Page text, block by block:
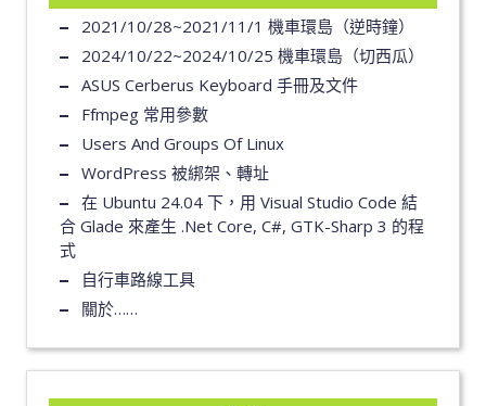
2021/10/28~2021/11/1 機車環島（逆時鐘）
2024/10/22~2024/10/25 機車環島（切西瓜）
ASUS Cerberus Keyboard 手冊及文件
Ffmpeg 常用參數
Users And Groups Of Linux
WordPress 被綁架、轉址
在 Ubuntu 24.04 下，用 Visual Studio Code 結
合 Glade 來產生 .Net Core, C#, GTK-Sharp 3 的程
式
自行車路線工具
關於……